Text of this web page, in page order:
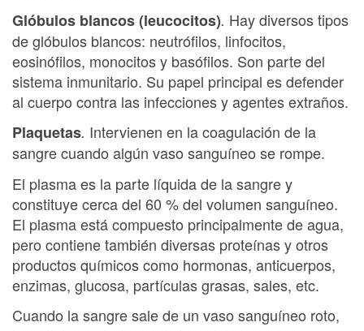
Glóbulos blancos (leucocitos). Hay diversos tipos
de glóbulos blancos: neutrófilos, linfocitos,
eosinófilos, monocitos y basófilos. Son parte del
sistema inmunitario. Su papel principal es defender
al cuerpo contra las infecciones y agentes extraños.
Plaquetas. Intervienen en la coagulación de la
sangre cuando algún vaso sanguíneo se rompe.
El plasma es la parte líquida de la sangre y
constituye cerca del 60 % del volumen sanguíneo.
El plasma está compuesto principalmente de agua,
pero contiene también diversas proteínas y otros
productos químicos como hormonas, anticuerpos,
enzimas, glucosa, partículas grasas, sales, etc.
Cuando la sangre sale de un vaso sanguíneo roto,